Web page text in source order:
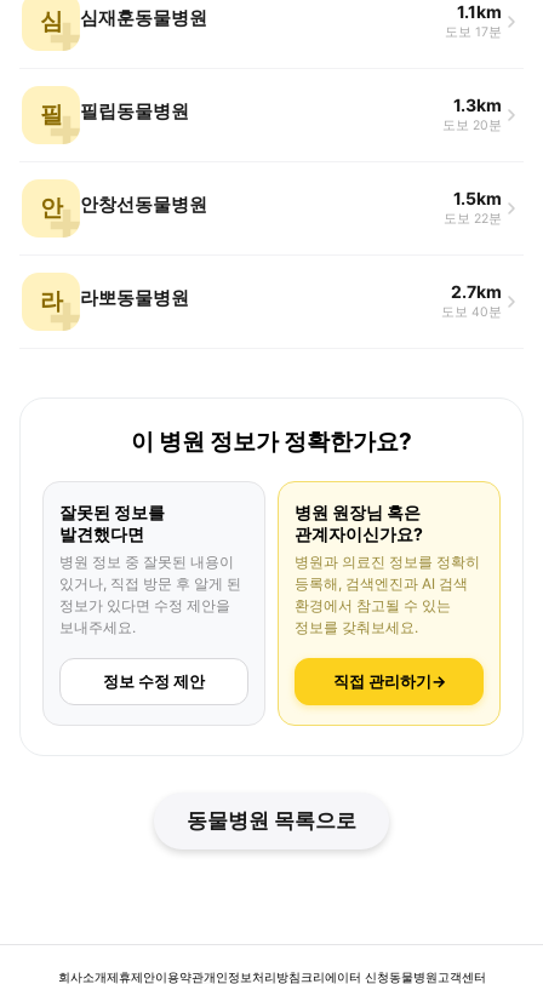
심 심재훈동물병원 1.1km
도보 17분
필 필립동물병원 1.3km
도보 20분
안 안창선동물병원 1.5km
도보 22분
라 라뽀동물병원 2.7km
도보 40분
이 병원 정보가 정확한가요?
잘못된 정보를
발견했다면
병원 정보 중 잘못된 내용이
있거나, 직접 방문 후 알게 된
정보가 있다면 수정 제안을
보내주세요.
정보 수정 제안
병원 원장님 혹은
관계자이신가요?
병원과 의료진 정보를 정확히
등록해, 검색엔진과 AI 검색
환경에서 참고될 수 있는
정보를 갖춰보세요.
직접 관리하기→
동물병원 목록으로
회사소개제휴제안이용약관개인정보처리방침크리에이터 신청동물병원고객센터